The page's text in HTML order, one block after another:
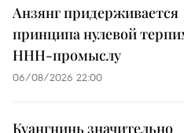
Анзянг придерживается
принципа нулевой
ННН-промыслу
06/08/2026 22:00
Куангнинь значительно